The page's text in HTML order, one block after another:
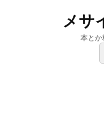
メサ
本と